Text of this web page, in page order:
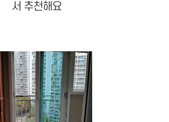
서 추천해요